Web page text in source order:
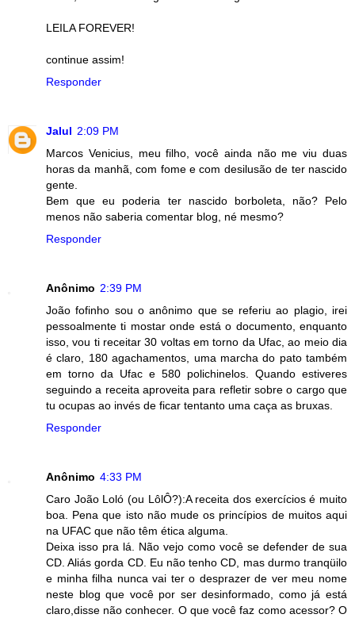
LEILA FOREVER!
continue assim!
Responder
Jalul 2:09 PM
Marcos Venicius, meu filho, você ainda não me viu duas
horas da manhã, com fome e com desilusão de ter nascido
gente.
Bem que eu poderia ter nascido borboleta, não? Pelo
menos não saberia comentar blog, né mesmo?
Responder
Anônimo 2:39 PM
João fofinho sou o anônimo que se referiu ao plagio, irei
pessoalmente ti mostar onde está o documento, enquanto
isso, vou ti receitar 30 voltas em torno da Ufac, ao meio dia
é claro, 180 agachamentos, uma marcha do pato também
em torno da Ufac e 580 polichinelos. Quando estiveres
seguindo a receita aproveita para refletir sobre o cargo que
tu ocupas ao invés de ficar tentanto uma caça as bruxas.
Responder
Anônimo 4:33 PM
Caro João Loló (ou LôlÔ?):A receita dos exercícios é muito
boa. Pena que isto não mude os princípios de muitos aqui
na UFAC que não têm ética alguma.
Deixa isso pra lá. Não vejo como você se defender de sua
CD. Aliás gorda CD. Eu não tenho CD, mas durmo tranqüilo
e minha filha nunca vai ter o desprazer de ver meu nome
neste blog que você por ser desinformado, como já está
claro,disse não conhecer. O que você faz como acessor? O